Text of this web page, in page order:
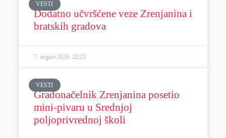
VESTI
Dodatno učvršćene veze Zrenjanina i
bratskih gradova
7. avgust 2026. 22:23
VESTI
Gradonačelnik Zrenjanina posetio
mini-pivaru u Srednjoj
poljoprivrednoj školi